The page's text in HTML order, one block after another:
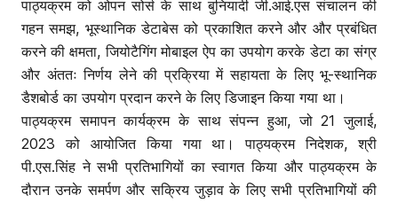
पाठ्यक्रम को ओपन सोर्स के साथ बुनियादी जी.आई.एस संचालन की
गहन समझ, भूस्थानिक डेटाबेस को प्रकाशित करने और और प्रबंधित
करने की क्षमता, जियोटैगिंग मोबाइल ऐप का उपयोग करके डेटा का संग्र
और अंततः निर्णय लेने की प्रक्रिया में सहायता के लिए भू-स्थानिक
डैशबोर्ड का उपयोग प्रदान करने के लिए डिजाइन किया गया था।
पाठ्यक्रम समापन कार्यक्रम के साथ संपन्न हुआ, जो 21 जुलाई,
2023 को आयोजित किया गया था। पाठ्यक्रम निदेशक, श्री
पी.एस.सिंह ने सभी प्रतिभागियों का स्वागत किया और पाठ्यक्रम के
दौरान उनके समर्पण और सक्रिय जुड़ाव के लिए सभी प्रतिभागियों की